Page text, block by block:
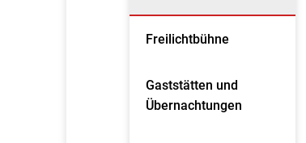
Freilichtbühne
Gaststätten und
Übernachtungen